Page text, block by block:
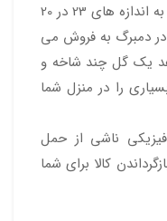
این گل در سایز رومیزی و در گلدانی به اندازه های 23 در 20
هزار تومان در دمبرگ به فروش می
یک گل چند شاخه و
را در منزل شما
ناشی از حمل
کالا برای شما